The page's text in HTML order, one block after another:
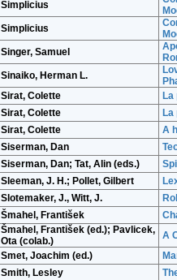
Simplicius
Simplicius
Singer, Samuel
Sinaiko, Herman L.
Sirat, Colette
Sirat, Colette
Sirat, Colette A
Siserman, Dan
Siserman, Dan; Tat, Alin (eds.)
Sleeman, J. H.; Pollet, Gilbert
Slotemaker, J., Witt, J.
Šmahel, František
Šmahel, František (ed.); Pavlicek,
Ota (colab.)
A
Smet, Joachim (ed.)
Smith, Lesley